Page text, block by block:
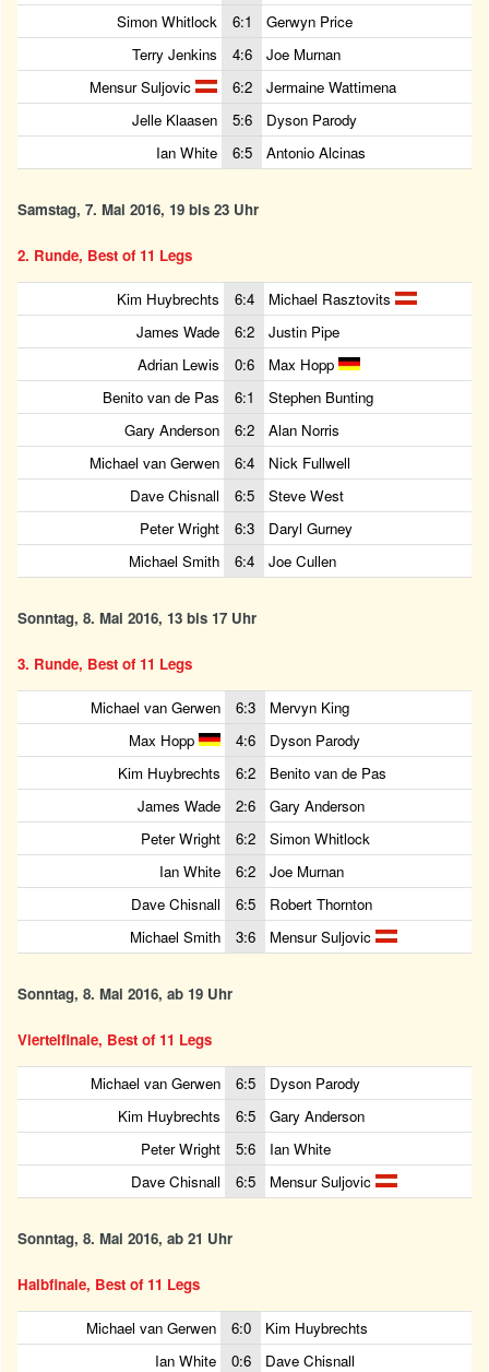
Simon Whitlock
6:1
Gerwyn Price
Terry Jenkins
4:6
Joe Murnan
Mensur Suljovic
6:2
Jermaine Wattimena
Jelle Klaasen
5:6
Dyson Parody
Ian White
6:5 Antonio Alcinas
Samstag, 7. Mai 2016, 19 bis 23 Uhr
2. Runde, Best of 11 Legs
Kim Huybrechts 6:4
Michael Rasztovits
James Wade
6:2
Justin Pipe
Adrian Lewis
0:6
Max Hopp
Benito van de Pas
6:1
Stephen Bunting
Gary Anderson
6:2
Alan Norris
Michael van Gerwen
6:4
Nick Fullwell
Dave Chisnall
6:5
Steve West
Peter Wright
6:3
Daryl Gurney
Michael Smith
6:4 Joe Cullen
Sonntag, 8. Mai 2016, 13 bis 17 Uhr
3. Runde, Best of 11 Legs
Michael van Gerwen 6:3
Mervyn King
Max Hopp
4:6
Dyson Parody
Kim Huybrechts
6:2
Benito van de Pas
James Wade
2:6
Gary Anderson
Peter Wright
6:2
Simon Whitlock
Ian White
6:2
Joe Murnan
Dave Chisnall
6:5
Robert Thornton
Michael Smith
3:6 Mensur Suljovic
Sonntag, 8. Mai 2016, ab 19 Uhr
Viertelfinale, Best of 11 Legs
Michael van Gerwen 6:5
Dyson Parody
Kim Huybrechts
6:5
Gary Anderson
Peter Wright
5:6
Ian White
Dave Chisnall
6:5 Mensur Suljovic
Sonntag, 8. Mai 2016, ab 21 Uhr
Halbfinale, Best of 11 Legs
Michael van Gerwen 6:0
Kim Huybrechts
Ian White
0:6 Dave Chisnall